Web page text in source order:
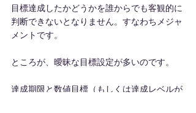
目標達成したかどうかを誰からでも客観的に
判断できないとなりません。すなわちメジャ
メントです。
ところが、曖昧な目標設定が多いのです。
達成期限と数値目標（もしくは達成レベルが